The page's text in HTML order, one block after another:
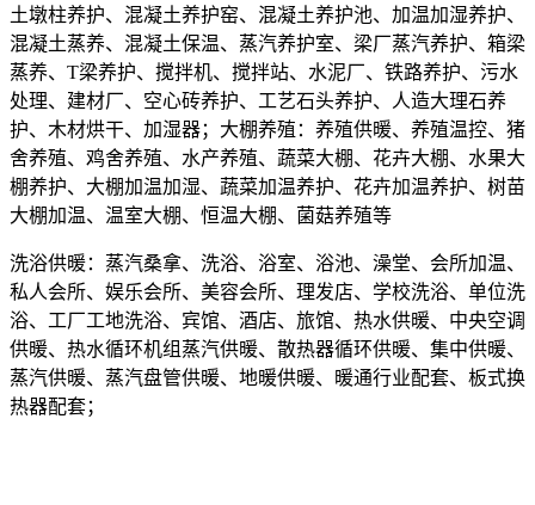
土墩柱养护、混凝土养护窑、混凝土养护池、加温加湿养护、
混凝土蒸养、混凝土保温、蒸汽养护室、梁厂蒸汽养护、箱梁
蒸养、T梁养护、搅拌机、搅拌站、水泥厂、铁路养护、污水
处理、建材厂、空心砖养护、工艺石头养护、人造大理石养
护、木材烘干、加湿器；大棚养殖：养殖供暖、养殖温控、猪
舍养殖、鸡舍养殖、水产养殖、蔬菜大棚、花卉大棚、水果大
棚养护、大棚加温加湿、蔬菜加温养护、花卉加温养护、树苗
大棚加温、温室大棚、恒温大棚、菌菇养殖等
洗浴供暖：蒸汽桑拿、洗浴、浴室、浴池、澡堂、会所加温、
私人会所、娱乐会所、美容会所、理发店、学校洗浴、单位洗
浴、工厂工地洗浴、宾馆、酒店、旅馆、热水供暖、中央空调
供暖、热水循环机组蒸汽供暖、散热器循环供暖、集中供暖、
蒸汽供暖、蒸汽盘管供暖、地暖供暖、暖通行业配套、板式换
热器配套；